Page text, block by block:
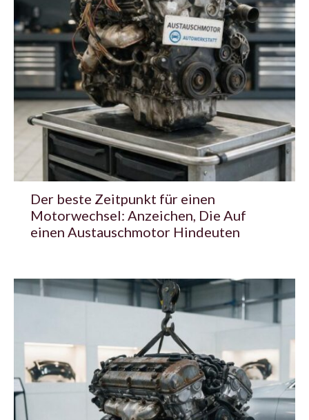
Der beste Zeitpunkt für einen
Motorwechsel: Anzeichen, Die Auf
einen Austauschmotor Hindeuten